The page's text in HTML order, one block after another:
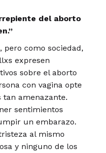
del aborto
, pero como sociedad,
expresen
sobre el aborto
con vagina opte
amenazante.
sentimientos
un embarazo.
al mismo
y ninguno de los